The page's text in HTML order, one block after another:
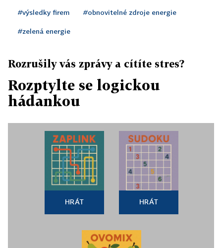
#výsledky firem #obnovitelné zdroje energie
#zelená energie
Rozrušily vás zprávy a cítíte stres?
Rozptylte se logickou
hádankou
HRÁT HRÁT